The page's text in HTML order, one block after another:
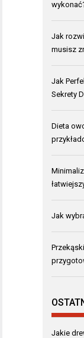
Jak
musisz
Jak
Sekrety
Dieta
Jak
Jakie